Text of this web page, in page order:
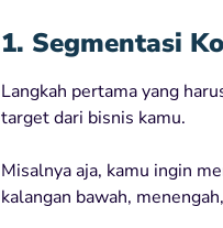
1. Segmentasi
Langkah pertama yang
target dari bisnis kamu.
Misalnya aja, kamu ingin
kalangan bawah,